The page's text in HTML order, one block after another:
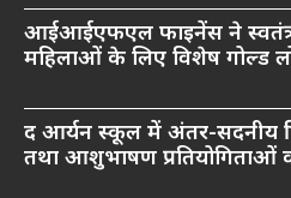
आईआईएफएल फाइनेंस ने
महिलाओं के लिए विशेष गोल्ड
द आर्यन स्कूल में अंतर-सदनीय
तथा आशुभाषण